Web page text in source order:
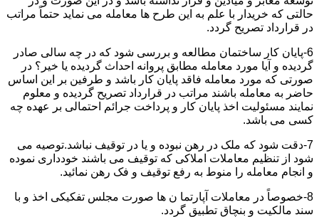
حالتی که خریدار با علم به این طرح ها معامله می نماید حتماً مراتب
در قرارداد تصریح گردد.
6-پایان کار ساختمان مطالعه و بررسی شود که در چه سالی صادر
گردیده و آیا مورد معامله مطابق پروانه احداث گردیده یا خیر؟ در
صورتی که مورد معامله فاقد پایان کار باشد و طرفین بر این اساس
حاضر به معامله باشند مراتب در قرارداد تصریح گردیده و معلوم
نمایند مسئولیت اخذ پایان کار و پرداخت جرائم احتمالی بر عهده چه
کسی می باشد.
7-دقت شود که ملک در رهن نبوده و یا در توقیف نباشد.توصیه می
شود از تنظیم معاملات املاکی که توقیف می باشند خودداری نموده
و انجام معامله را منوط به رفع توقیف و فک رهن نمائید.
8-خصوصاً در معاملات آپارتما ن ها صورت مجلس تفکیکی اخذ و با
سند مالکیت و بنچاق تطبیق گردد.